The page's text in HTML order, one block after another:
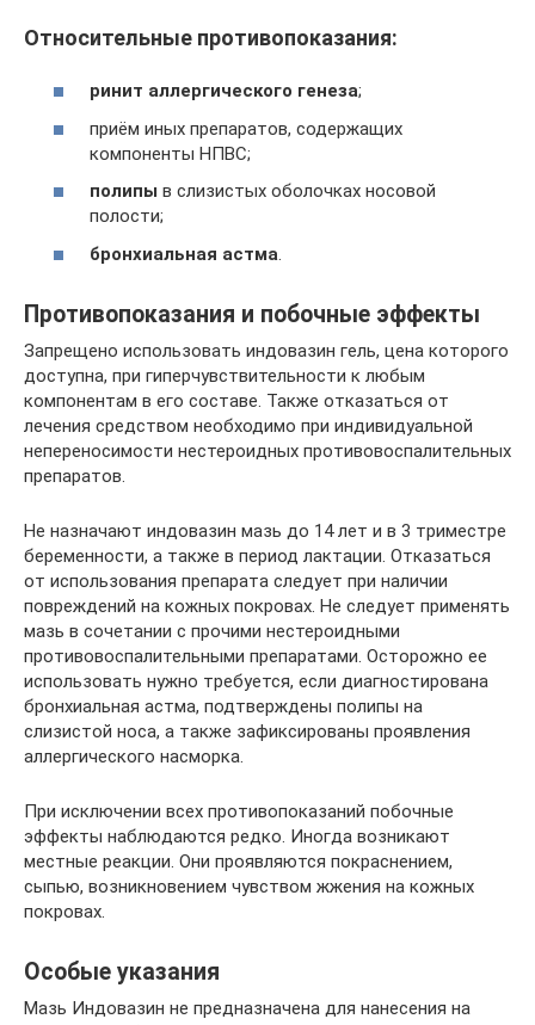
Относительные противопоказания:
ринит аллергического генеза;
приём иных препаратов, содержащих
компоненты НПВС;
полипы в слизистых оболочках носовой
полости;
бронхиальная астма
Противопоказания и побочные эффекты
Запрещено использовать индовазин гель, цена которого
доступна, при гиперчувствительности к любым
компонентам в его составе. Также отказаться от
лечения средством необходимо при индивидуальной
непереносимости нестероидных противовоспалительных
препаратов.
Не назначают индовазин мазь до 14 лет и в 3 триместре
беременности, а также в период лактации. Отказаться
от использования препарата следует при наличии
повреждений на кожных покровах. Не следует применять
мазь в сочетании с прочими нестероидными
противовоспалительными препаратами. Осторожно ее
использовать нужно требуется, если диагностирована
бронхиальная астма, подтверждены полипы на
слизистой носа, а также зафиксированы проявления
аллергического насморка.
При исключении всех противопоказаний побочные
эффекты наблюдаются редко. Иногда возникают
местные реакции. Они проявляются покраснением,
сыпью, возникновением чувством жжения на кожных
покровах.
Особые указания
Мазь Индовазин не предназначена для нанесения на